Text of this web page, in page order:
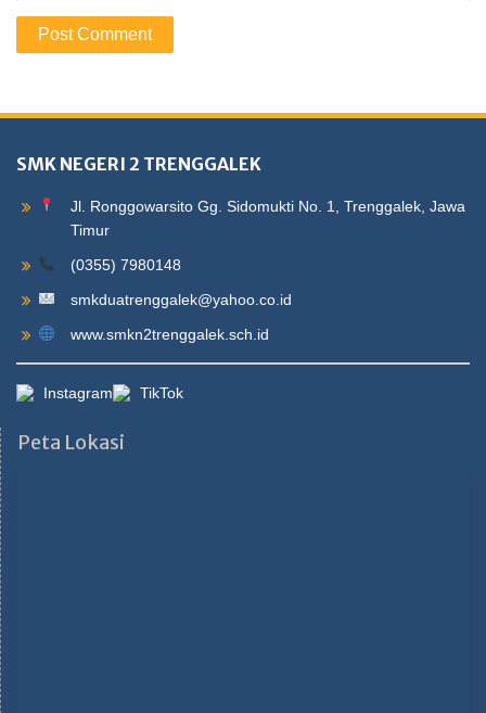
SMK NEGERI 2 TRENGGALEK
Jl. Ronggowarsito Gg. Sidomukti No. 1, Trenggalek, Jawa
Timur
(0355) 7980148
smkduatrenggalek@yahoo.co.id
www.smkn2trenggalek.sch.id
Instagram TikTok
Peta Lokasi